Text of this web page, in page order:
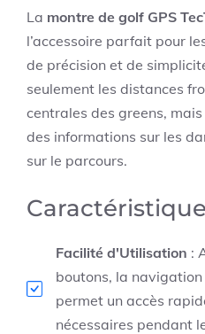
La montre de golf GPS
l’accessoire parfait pour
de précision et de
seulement les distances
centrales des greens,
des informations sur les
sur le parcours.
Facilité d'Utilisation :
boutons, la
permet un accès
nécessaires pendant